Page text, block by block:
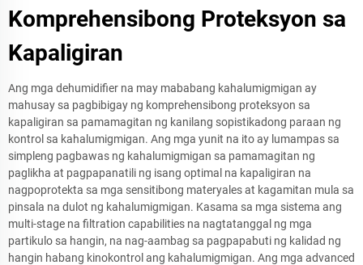
Komprehensibong Proteksyon sa
Kapaligiran
Ang mga dehumidifier na may mababang kahalumigmigan ay
mahusay sa pagbibigay ng komprehensibong proteksyon sa
kapaligiran sa pamamagitan ng kanilang sopistikadong paraan ng
kontrol sa kahalumigmigan. Ang mga yunit na ito ay lumampas sa
simpleng pagbawas ng kahalumigmigan sa pamamagitan ng
paglikha at pagpapanatili ng isang optimal na kapaligiran na
nagpoprotekta sa mga sensitibong materyales at kagamitan mula sa
pinsala na dulot ng kahalumigmigan. Kasama sa mga sistema ang
multi-stage na filtration capabilities na nagtatanggal ng mga
partikulo sa hangin, na nag-aambag sa pagpapabuti ng kalidad ng
hangin habang kinokontrol ang kahalumigmigan. Ang mga advanced